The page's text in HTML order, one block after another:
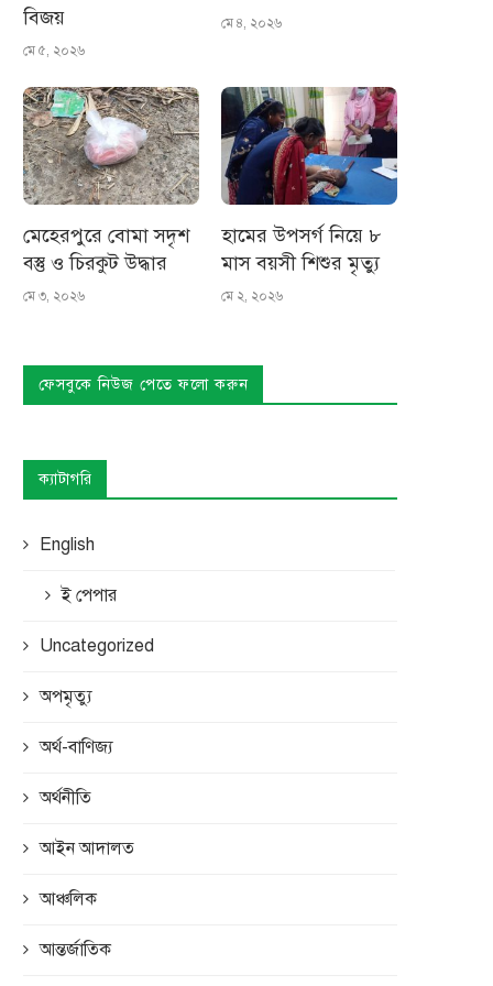
বিজয়
মে ৫, ২০২৬
মে ৪, ২০২৬
মেহেরপুরে বোমা সদৃশ
বস্তু ও চিরকুট উদ্ধার
মে ৩, ২০২৬
হামের উপসর্গ নিয়ে ৮
মাস বয়সী শিশুর মৃত্যু
মে ২, ২০২৬
ফেসবুকে নিউজ পেতে ফলো করুন
ক্যাটাগরি
English
ই পেপার
Uncategorized
অপমৃত্যু
অর্থ-বাণিজ্য
অর্থনীতি
আইন আদালত
আঞ্চলিক
আন্তর্জাতিক